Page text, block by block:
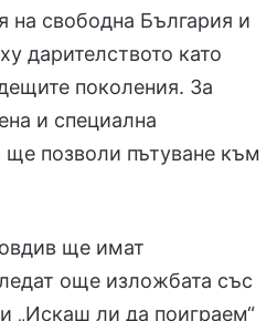
на свободна България и
дарителството като
поколения. За
и специална
ще позволи пътуване към
ще имат
още изложбата със
„Искаш ли да поиграем“